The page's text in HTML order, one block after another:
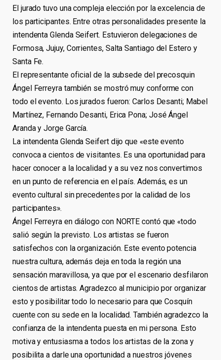
El jurado tuvo una compleja elección por la excelencia de
los participantes. Entre otras personalidades presente la
intendenta Glenda Seifert. Estuvieron delegaciones de
Formosa, Jujuy, Corrientes, Salta Santiago del Estero y
Santa Fe.
El representante oficial de la subsede del precosquin
Ángel Ferreyra también se mostró muy conforme con
todo el evento. Los jurados fueron: Carlos Desanti; Mabel
Martínez, Fernando Desanti, Erica Pona; José Ángel
Aranda y Jorge García.
La intendenta Glenda Seifert dijo que «este evento
convoca a cientos de visitantes. Es una oportunidad para
hacer conocer a la localidad y a su vez nos convertimos
en un punto de referencia en el país. Además, es un
evento cultural sin precedentes por la calidad de los
participantes».
Ángel Ferreyra en diálogo con NORTE contó que «todo
salió según la previsto. Los artistas se fueron
satisfechos con la organización. Este evento potencia
nuestra cultura, además deja en toda la región una
sensación maravillosa, ya que por el escenario desfilaron
cientos de artistas. Agradezco al municipio por organizar
esto y posibilitar todo lo necesario para que Cosquín
cuente con su sede en la localidad. También agradezco la
confianza de la intendenta puesta en mi persona. Esto
motiva y entusiasma a todos los artistas de la zona y
posibilita a darle una oportunidad a nuestros jóvenes